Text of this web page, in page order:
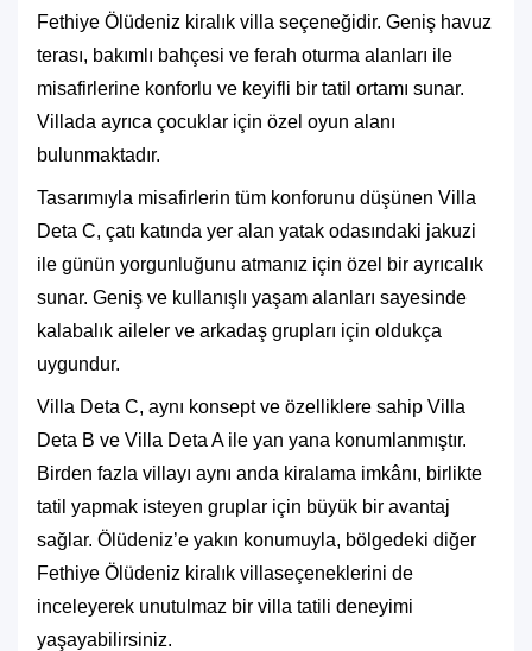
Fethiye Ölüdeniz kiralık villa seçeneğidir. Geniş havuz
terası, bakımlı bahçesi ve ferah oturma alanları ile
misafirlerine konforlu ve keyifli bir tatil ortamı sunar.
Villada ayrıca çocuklar için özel oyun alanı
bulunmaktadır.
Tasarımıyla misafirlerin tüm konforunu düşünen Villa
Deta C, çatı katında yer alan yatak odasındaki jakuzi
ile günün yorgunluğunu atmanız için özel bir ayrıcalık
sunar. Geniş ve kullanışlı yaşam alanları sayesinde
kalabalık aileler ve arkadaş grupları için oldukça
uygundur.
Villa Deta C, aynı konsept ve özelliklere sahip Villa
Deta B ve Villa Deta A ile yan yana konumlanmıştır.
Birden fazla villayı aynı anda kiralama imkânı, birlikte
tatil yapmak isteyen gruplar için büyük bir avantaj
sağlar. Ölüdeniz’e yakın konumuyla, bölgedeki diğer
Fethiye Ölüdeniz kiralık villaseçeneklerini de
inceleyerek unutulmaz bir villa tatili deneyimi
yaşayabilirsiniz.